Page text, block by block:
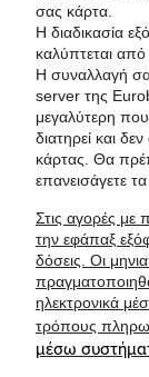
σας κάρτα.
Η διαδικασία
καλύπτεται
Η συναλλαγή
server της
μεγαλύτερη που
διατηρεί και
κάρτας. Θα
επανεισάγετε
Στις αγορές με
την εφάπαξ
δόσεις. Οι
ηλεκτρονικά
τρόπους
μέσω